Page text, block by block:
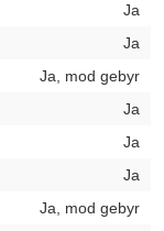
Ja
Ja
Ja, mod gebyr
Ja
Ja
Ja
Ja, mod gebyr